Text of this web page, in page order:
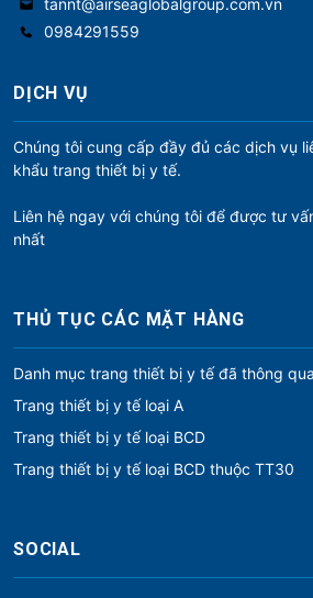
tannt@airseaglobalgroup.com.vn
0984291559
DỊCH VỤ
Chúng tôi cung cấp đầy đủ các dịch vụ
khẩu trang thiết bị y tế.
Liên hệ ngay với chúng tôi để được tư
nhất
THỦ TỤC CÁC MẶT HÀNG
Danh mục trang thiết bị y tế đã thông
Trang thiết bị y tế loại A
Trang thiết bị y tế loại BCD
Trang thiết bị y tế loại BCD thuộc TT30
SOCIAL